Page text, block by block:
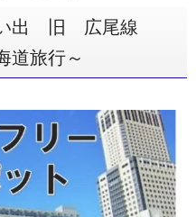
い出 旧 広尾線
旅行～